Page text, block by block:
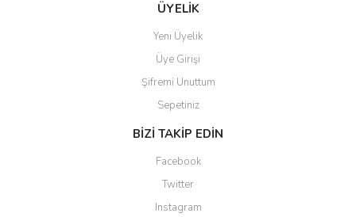
ÜYELİK
Yeni Üyelik
Üye Girişi
Şifremi Unuttum
Sepetiniz
BİZİ TAKİP EDİN
Facebook
Twitter
Instagram